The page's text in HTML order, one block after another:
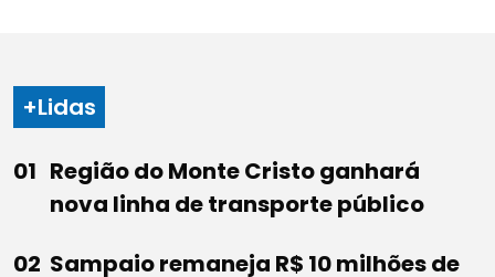
+Lidas
Região do Monte Cristo ganhará
nova linha de transporte público
Sampaio remaneja R$ 10 milhões de